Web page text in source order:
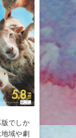
版でしか
域や劇